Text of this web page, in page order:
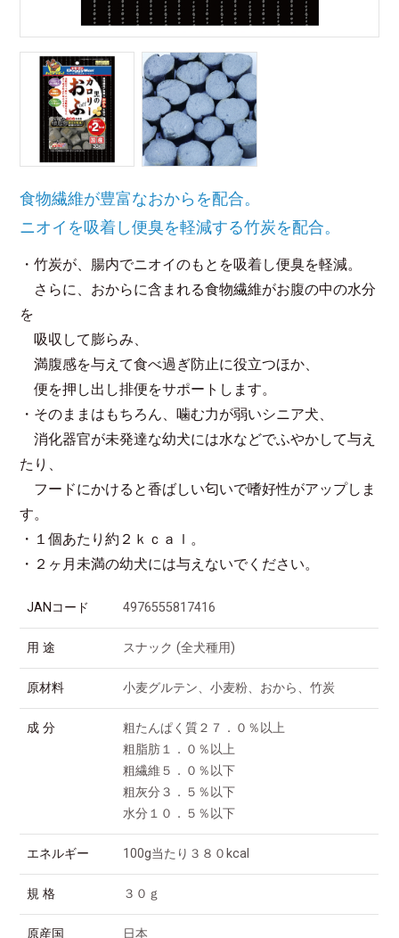
食物繊維が豊富なおからを配合。
ニオイを吸着し便臭を軽減する竹炭を配合。
・竹炭が、腸内でニオイのもとを吸着し便臭を軽減。
さらに、おからに含まれる食物繊維がお腹の中の水分
を
吸収して膨らみ、
満腹感を与えて食べ過ぎ防止に役立つほか、
便を押し出し排便をサポートします。
・そのままはもちろん、噛む力が弱いシニア犬、
消化器官が未発達な幼犬には水などでふやかして与え
たり、
フードにかけると香ばしい匂いで嗜好性がアップしま
す。
・１個あたり約２ｋｃａｌ。
・２ヶ月未満の幼犬には与えないでください。
JANコード 4976555817416
用 途 スナック (全犬種用)
原材料 小麦グルテン、小麦粉、おから、竹炭
成 分
粗たんぱく質２７．０％以上
粗脂肪１．０％以上
粗繊維５．０％以下
粗灰分３．５％以下
水分１０．５％以下
エネルギー 100g当たり３８０kcal
規 格 ３０ｇ
原産国 日本